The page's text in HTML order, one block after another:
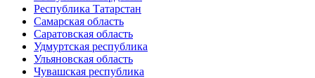
Республика Татарстан
Самарская область
Саратовская область
Удмуртская республика
Ульяновская область
Чувашская республика